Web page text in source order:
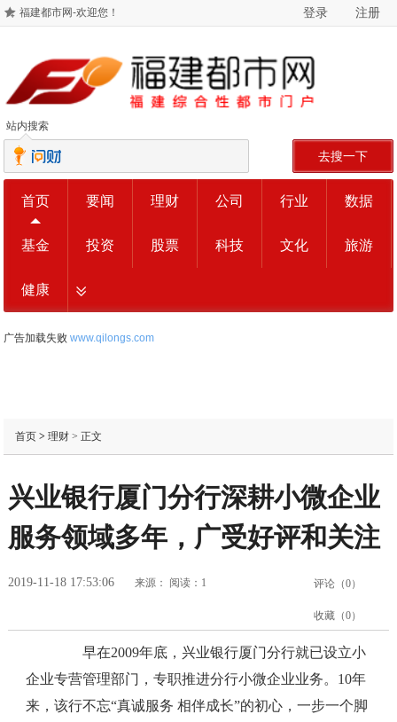
福建都市网-欢迎您！ 登录 注册
站内搜索
去搜一下
首页 要闻 理财 公司 行业 数据
基金 投资 股票 科技 文化 旅游
健康
广告加载失败www.qilongs.com
首页> 理财> 正文
兴业银行厦门分行深耕小微企业
服务领域多年，广受好评和关注
2019-11-18 17:53:06 来源： 阅读：1 评论（0）
收藏（0）
早在2009年底，兴业银行厦门分行就已设立小
企业专营管理部门，专职推进分行小微企业业务。10年
来，该行不忘“真诚服务 相伴成长”的初心，一步一个脚